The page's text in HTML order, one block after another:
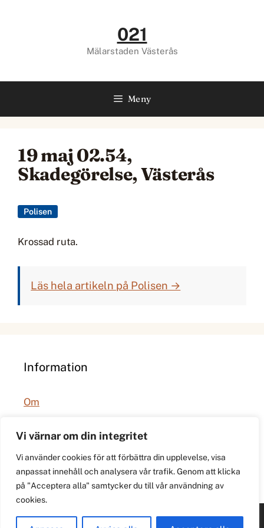
Vi värnar om din integritet
Vi använder cookies för att förbättra din upplevelse, visa
anpassat innehåll och analysera vår trafik. Genom att klicka
på "Acceptera alla" samtycker du till vår användning av
cookies.
021
Mälarstaden Västerås
Meny
19 maj 02.54,
Skadegörelse, Västerås
Polisen
Krossad ruta.
Läs hela artikeln på Polisen →
Information
Om